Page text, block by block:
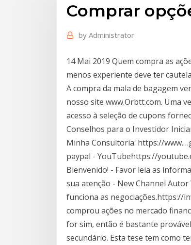
Comprar
by Administrator
14 Mai 2019 Quem compra as
menos experiente deve ter
A compra da mala de bagagem
nosso site www.Orbtt.com. Uma
acesso à seleção de cupons
Conselhos para o Investidor
Minha Consultoria: https://
paypal - YouTubehttps://
Bienvenido! - Favor leia as
sua atenção - New Channel
funciona as negociações.https://
comprou ações no mercado
for sim, então é bastante
secundário. Esta tese tem como